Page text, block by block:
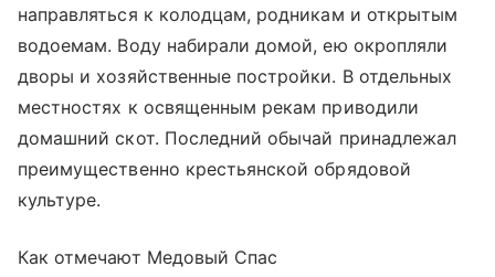
направляться к колодцам, родникам и открытым
водоемам. Воду набирали домой, ею окропляли
дворы и хозяйственные постройки. В отдельных
местностях к освященным рекам приводили
домашний скот. Последний обычай принадлежал
преимущественно крестьянской обрядовой
культуре.
Как отмечают Медовый Спас